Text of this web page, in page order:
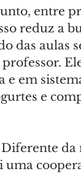
entre
reduz a
das aulas
em
e
da
uma